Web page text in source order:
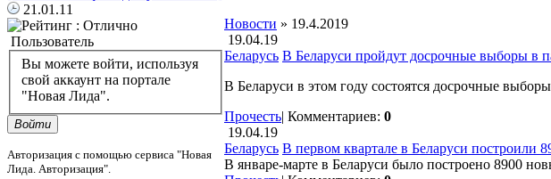
21.01.11
Пользователь
Вы можете войти, используя
свой аккаунт на портале
"Новая Лида".
Войти
Авторизация с помощью сервиса "Новая
Лида. Авторизация".
Новости » 19.4.2019
19.04.19
Беларусь В Беларуси пройдут досрочные выборы в
В Беларуси в этом году состоятся досрочные
Прочесть| Комментариев: 0
19.04.19
Беларусь В первом квартале в Беларуси построили
В январе-марте в Беларуси было построено 8900